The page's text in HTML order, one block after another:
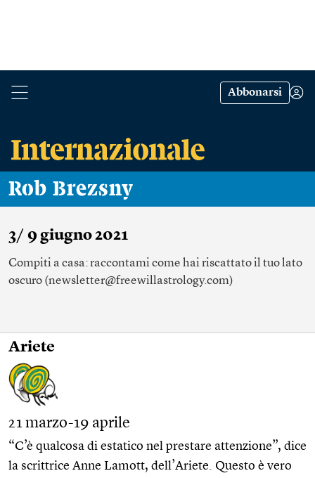
Abbonarsi
Rob Brezsny
3/ 9 giugno 2021
Compiti a casa: raccontami come hai riscattato il tuo lato
oscuro (newsletter@freewillastrology.com)
Ariete
21 marzo-19 aprile
“C’è qualcosa di estatico nel prestare attenzione”, dice
la scrittrice Anne Lamott, dell’Ariete. Questo è vero